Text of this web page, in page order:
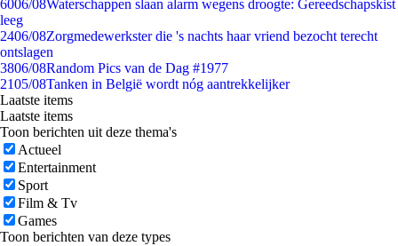
6006/08Waterschappen slaan alarm wegens droogte: Gereedschapskist
leeg
2406/08Zorgmedewerkster die 's nachts haar vriend bezocht terecht
ontslagen
3806/08Random Pics van de Dag #1977
2105/08Tanken in België wordt nóg aantrekkelijker
Laatste items
Laatste items
Toon berichten uit deze thema's
Actueel
Entertainment
Sport
Film & Tv
Games
Toon berichten van deze types